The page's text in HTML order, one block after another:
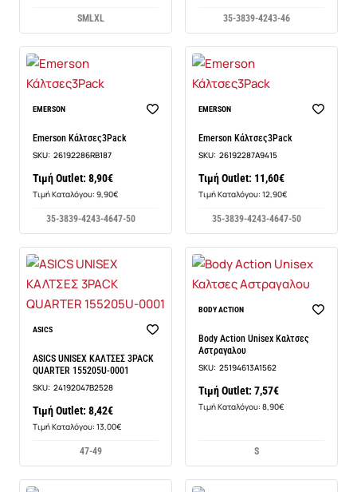
SMLXL 35-3839-4243-46
EMERSON
Emerson Κάλτσες3Pack
SKU: 26192286RB187
Τιμή Outlet: 8,90€
Τιμή Καταλόγου: 9,90€
35-3839-4243-4647-50
EMERSON
Emerson Κάλτσες3Pack
SKU: 26192287A9415
Τιμή Outlet: 11,60€
Τιμή Καταλόγου: 12,90€
35-3839-4243-4647-50
ASICS
ASICS UNISEX ΚΑΛΤΣΕΣ 3PACK
QUARTER 155205U-0001
SKU: 24192047B2528
Τιμή Outlet: 8,42€
Τιμή Καταλόγου: 13,00€
47-49
BODY ACTION
Body Action Unisex Καλτσες
Αστραγαλου
SKU: 25194613A1562
Τιμή Outlet: 7,57€
Τιμή Καταλόγου: 8,90€
S